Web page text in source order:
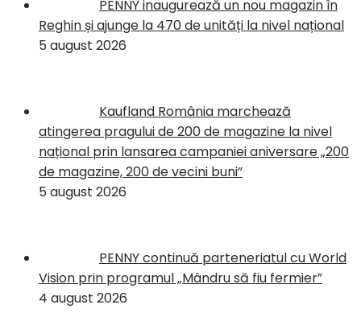
PENNY inaugurează un nou magazin în
Reghin și ajunge la 470 de unități la nivel național
5 august 2026
Kaufland România marchează
atingerea pragului de 200 de magazine la nivel
național prin lansarea campaniei aniversare „200
de magazine, 200 de vecini buni”
5 august 2026
PENNY continuă parteneriatul cu World
Vision prin programul „Mândru să fiu fermier”
4 august 2026